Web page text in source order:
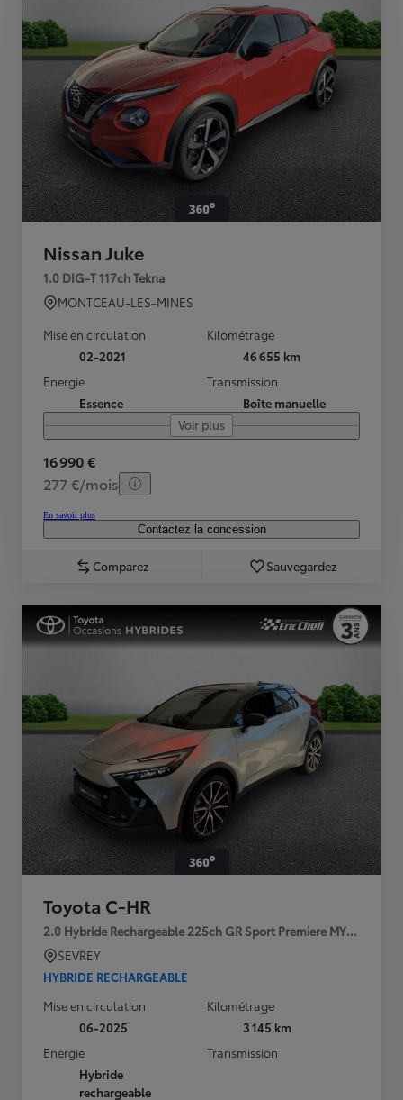
Nissan Juke
1.0 DIG-T 117ch Tekna
MONTCEAU-LES-MINES
Mise en circulation
02-2021
Kilométrage
46 655 km
Energie
Essence
Transmission
Boîte manuelle
Voir plus
16 990 €
277 €/mois
En savoir plus
Contactez la concession
Comparez Sauvegardez
Toyota C-HR
2.0 Hybride Rechargeable 225ch GR Sport Premiere MY25
SEVREY
HYBRIDE RECHARGEABLE
Mise en circulation
06-2025
Kilométrage
3 145 km
Energie
Hybride
rechargeable
Transmission